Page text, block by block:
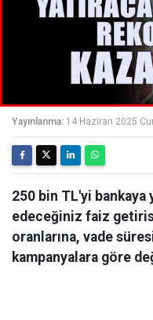
Yayınlanma: 14 Haziran 2025
250 bin TL'yi bankaya
edeceğiniz faiz
oranlarına, vade
kampanyalara göre